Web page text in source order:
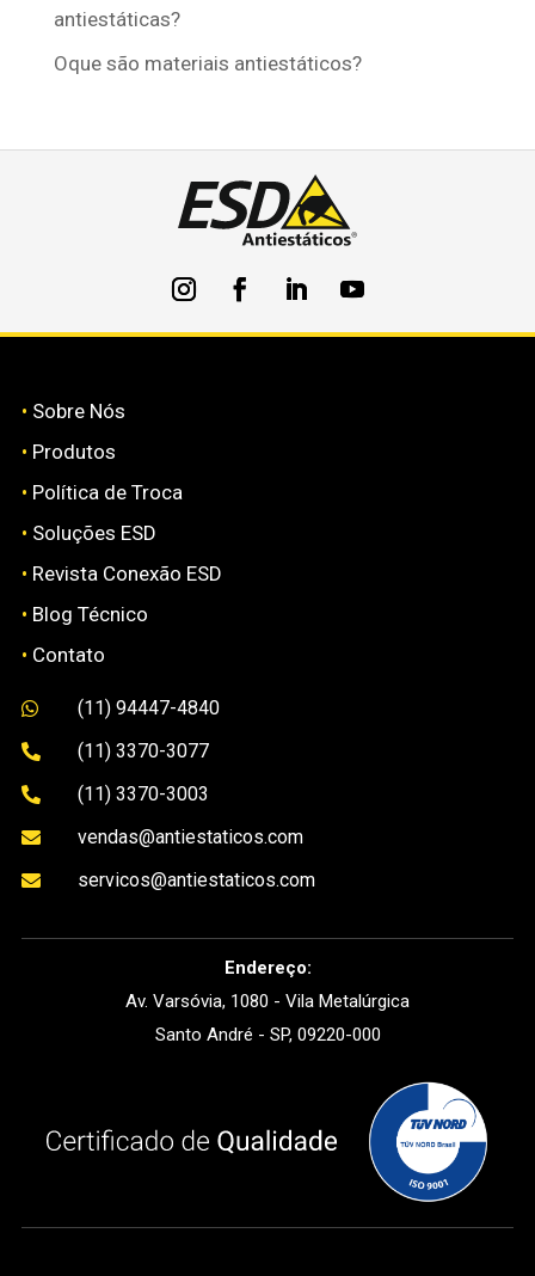
antiestáticas?
Oque são materiais antiestáticos?
• Sobre Nós
• Produtos
• Política de Troca
• Soluções ESD
• Revista Conexão ESD
• Blog Técnico
• Contato
 (11) 94447-4840
 (11) 3370-3077
 (11) 3370-3003
 vendas@antiestaticos.com
 servicos@antiestaticos.com
Endereço:
Av. Varsóvia, 1080 - Vila Metalúrgica
Santo André - SP, 09220-000